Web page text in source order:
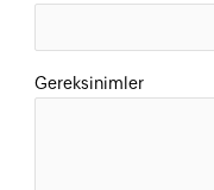
Gereksinimler